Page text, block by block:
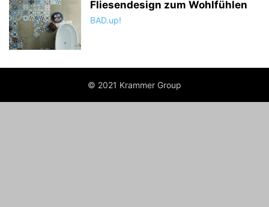
Fliesendesign zum Wohlfühlen
BAD.up!
© 2021 Krammer Group